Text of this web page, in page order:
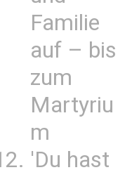
Familie
auf – bis
zum
Martyriu
m
'Du hast